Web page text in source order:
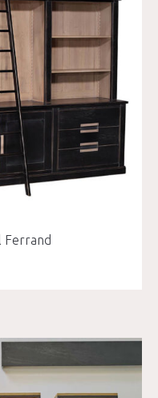
Ferrand